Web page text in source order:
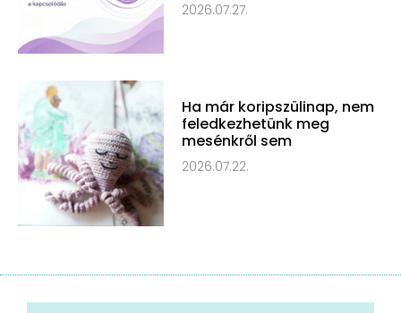
2026.07.27.
Ha már koripszülinap, nem
feledkezhetünk meg
mesénkről sem
2026.07.22.